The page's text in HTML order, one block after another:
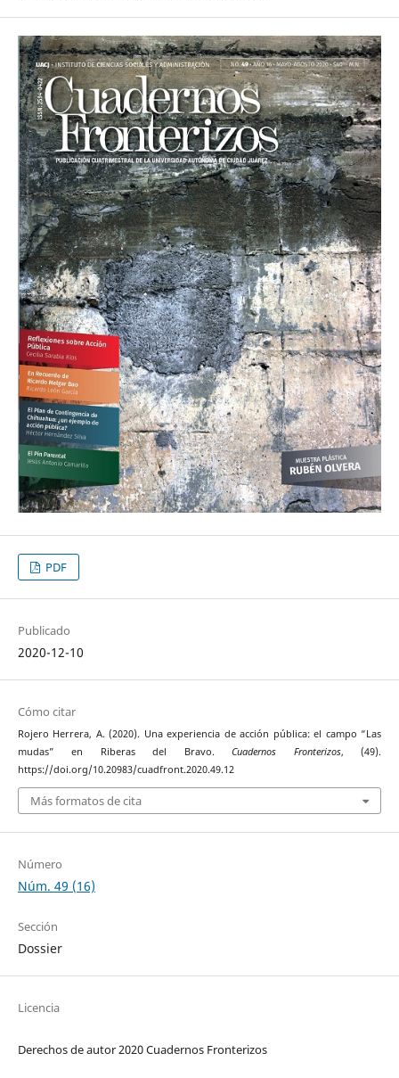
PDF
Publicado
2020-12-10
Cómo citar
Rojero Herrera, A. (2020). Una experiencia de acción pública: el campo “Las
mudas” en Riberas del Bravo.Cuadernos Fronterizos, (49).
https://doi.org/10.20983/cuadfront.2020.49.12
Más formatos de cita
Número
Núm. 49 (16)
Sección
Dossier
Licencia
Derechos de autor 2020 Cuadernos Fronterizos